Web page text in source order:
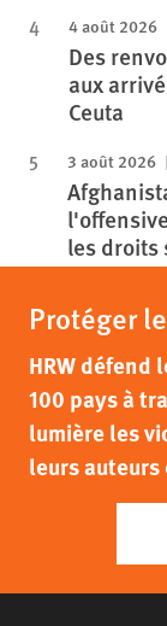
4 août 2026
Des
aux
Ceuta
3 août 2026
les
Protéger
HRW défend
100 pays à
lumière les
leurs